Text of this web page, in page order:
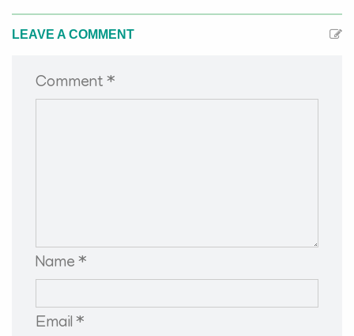
LEAVE A COMMENT
Comment *
Name *
Email *